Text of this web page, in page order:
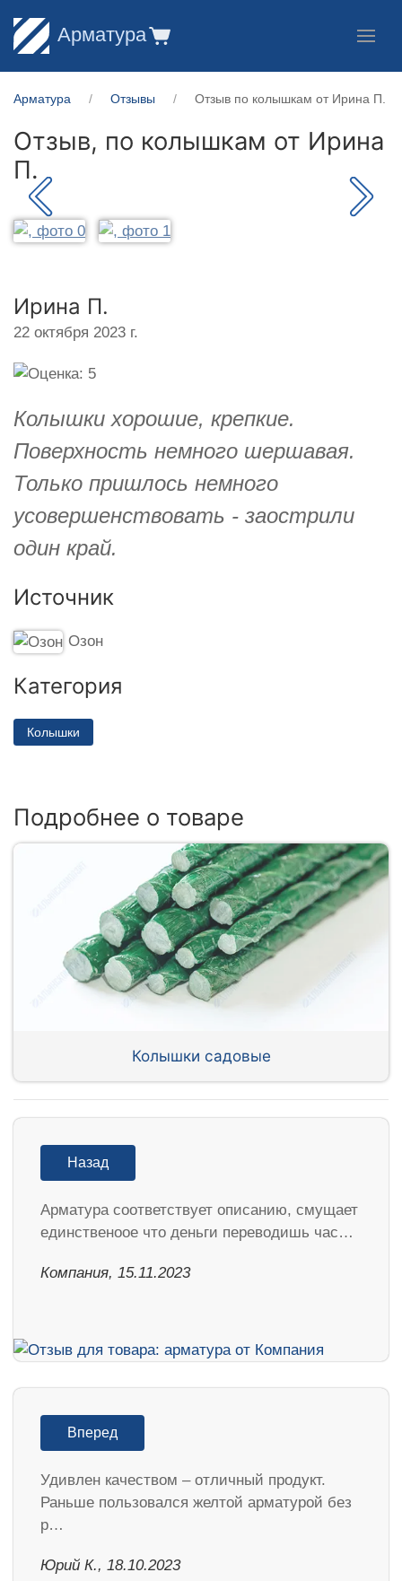
Арматура
Арматура Отзывы Отзыв по колышкам от Ирина П.
Отзыв, по колышкам от Ирина
П.
Ирина П.
22 октября 2023 г.
Колышки хорошие, крепкие.
Поверхность немного шершавая.
Только пришлось немного
усовершенствовать - заострили
один край.
Источник
Озон
Категория
Колышки
Подробнее о товаре
Колышки садовые
Назад
Арматура соответствует описанию, смущает
единственоое что деньги переводишь час…
Компания, 15.11.2023
Вперед
Удивлен качеством – отличный продукт.
Раньше пользовался желтой арматурой без
р…
Юрий К., 18.10.2023